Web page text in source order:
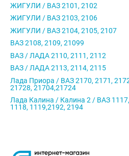
ЖИГУЛИ / ВАЗ 2101, 2102
ЖИГУЛИ / ВАЗ 2103, 2106
ЖИГУЛИ / ВАЗ 2104, 2105, 2107
ВАЗ 2108, 2109, 21099
ВАЗ / ЛАДА 2110, 2111, 2112
ВАЗ / ЛАДА 2113, 2114, 2115
Лада Приора / ВАЗ 2170, 2171,
21728, 21704,21724
Лада Калина / Калина 2 / ВАЗ 1117,
1118, 1119,2192, 2194